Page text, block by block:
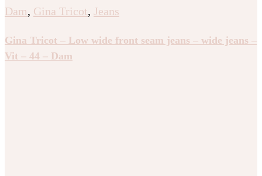
Dam, Gina Tricot, Jeans
Gina Tricot – Low wide front seam jeans – wide jeans –
Vit – 44 – Dam